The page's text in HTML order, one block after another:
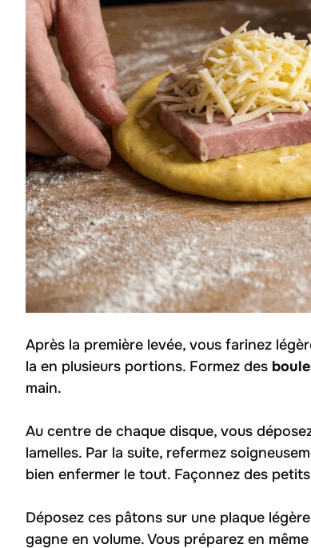
Après la première levée, vous farinez
la en plusieurs portions. Formez des
main.
Au centre de chaque disque, vous
lamelles. Par la suite, refermez
bien enfermer le tout. Façonnez des
Déposez ces pâtons sur une plaque
gagne en volume. Vous préparez en